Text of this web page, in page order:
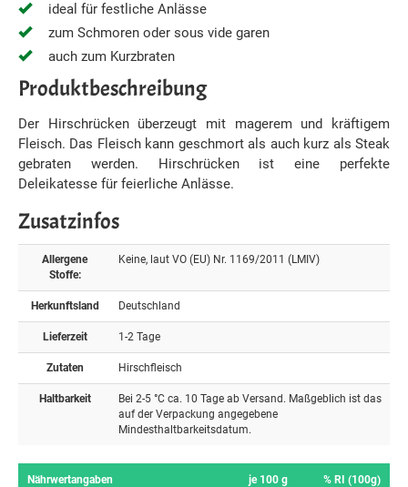
ideal für festliche Anlässe
zum Schmoren oder sous vide garen
auch zum Kurzbraten
Produktbeschreibung
Der Hirschrücken überzeugt mit magerem und kräftigem
Fleisch. Das Fleisch kann geschmort als auch kurz als Steak
gebraten werden. Hirschrücken ist eine perfekte
Deleikatesse für feierliche Anlässe.
Zusatzinfos
Allergene
Stoffe:
Keine, laut VO (EU) Nr. 1169/2011 (LMIV)
Herkunftsland Deutschland
Lieferzeit 1-2 Tage
Zutaten Hirschfleisch
Haltbarkeit
Bei 2-5 °C ca. 10 Tage ab Versand. Maßgeblich ist das
auf der Verpackung angegebene
Mindesthaltbarkeitsdatum.
Nährwertangaben je 100 g % RI (100g)